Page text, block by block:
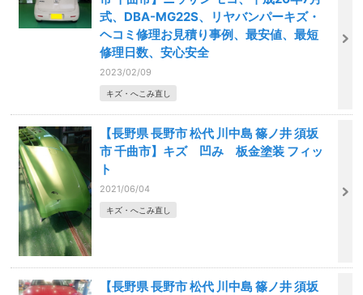
式、DBA-MG22S、リヤバンパーキズ・
ヘコミ修理お見積り事例、最安値、最短
修理日数、安心安全
2023/02/09
キズ・へこみ直し
【長野県 長野市 松代 川中島 篠ノ井 須坂
市 千曲市】キズ 凹み 板金塗装 フィッ
ト
2021/06/04
キズ・へこみ直し
【長野県 長野市 松代 川中島 篠ノ井 須坂